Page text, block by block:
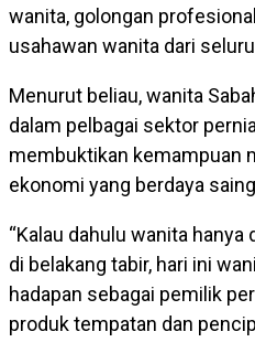
wanita, golongan
usahawan wanita dari
Menurut beliau, wanita
dalam pelbagai sektor
membuktikan kemampuan
ekonomi yang berdaya
“Kalau dahulu wanita
di belakang tabir, hari ini
hadapan sebagai pemilik
produk tempatan dan